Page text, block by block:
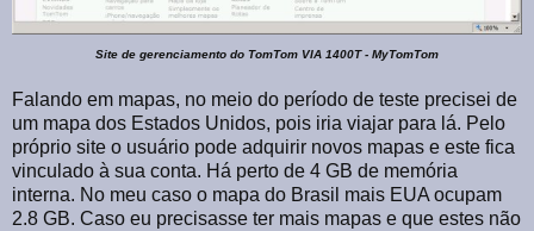
Site de gerenciamento do TomTom VIA 1400T - MyTomTom
Falando em mapas, no meio do período de teste precisei de
um mapa dos Estados Unidos, pois iria viajar para lá. Pelo
próprio site o usuário pode adquirir novos mapas e este fica
vinculado à sua conta. Há perto de 4 GB de memória
interna. No meu caso o mapa do Brasil mais EUA ocupam
2.8 GB. Caso eu precisasse ter mais mapas e que estes não